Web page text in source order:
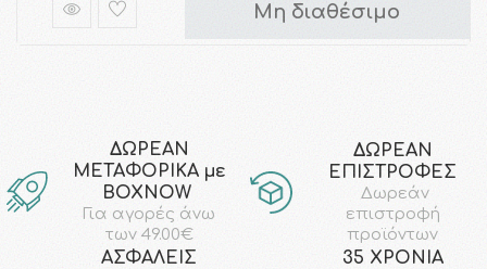
Μη διαθέσιμο
ΔΩΡΕΑΝ
ΜΕΤΑΦΟΡΙΚΑ με
ΒΟΧΝΟW
Για αγορές άνω
των 49.00€
ΔΩΡΕΑΝ
ΕΠΙΣΤΡΟΦΕΣ
Δωρεάν
επιστροφή
προϊόντων
AΣΦΑΛΕΙΣ
35 ΧΡΟΝΙΑ